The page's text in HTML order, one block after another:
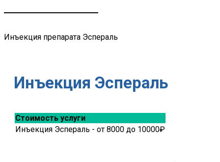
Инъекция препарата Эспераль
Инъекция Эспераль
Стоимость услуги
Инъекция Эспераль - от 8000 до 10000₽